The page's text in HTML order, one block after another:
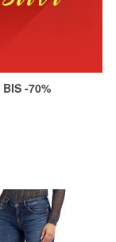
BIS -70%